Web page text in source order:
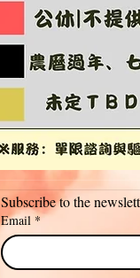
Subscribe to the
Email *